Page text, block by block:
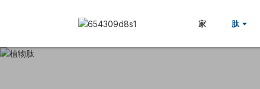
家 肽